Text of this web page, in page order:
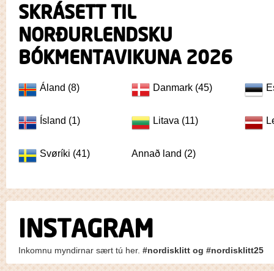
SKRÁSETT TIL
NORÐURLENDSKU
BÓKMENTAVIKUNA 2026
Áland (8) Danmark (45)
Ísland (1) Litava (11)
Svøríki (41) Annað land (2)
INSTAGRAM
Inkomnu myndirnar sært tú her. #nordisklitt og #nordisklitt25